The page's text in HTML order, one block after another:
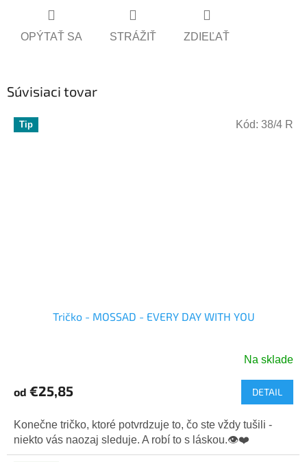
OPÝTAŤ SA STRÁŽIŤ ZDIEĽAŤ
Súvisiaci tovar
Tip
Tričko - MOSSAD - EVERY DAY WITH YOU
produktu
5,0
z
5
Na sklade
od €25,85 DETAIL
Konečne tričko, ktoré potvrdzuje to, čo ste vždy tušili -
niekto vás naozaj sleduje. A robí to s láskou.👁️❤️
Kód: 38/4 R